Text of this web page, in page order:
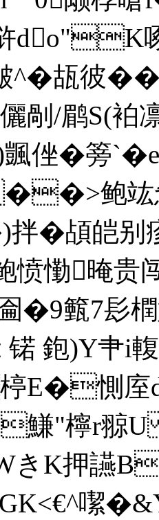
瓳彼��!a
儷剮/鹛 S(
颽侳�篣
鲍竑
�頕皑
愤懄晻
�9籈7髟
锘 鉋)Y肀
E�惻庢
鰜"檸r翞
きK押讌
噄